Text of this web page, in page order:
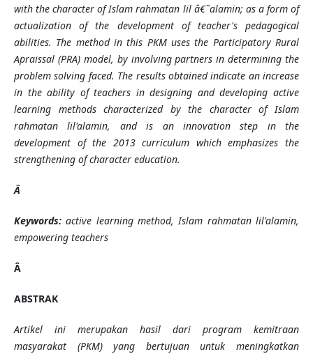
with the character of Islam rahmatan lil â€˜alamin; as a form of
actualization of the development of teacher's pedagogical
abilities. The method in this PKM uses the Participatory Rural
Apraissal (PRA) model, by involving partners in determining the
problem solving faced. The results obtained indicate an increase
in the ability of teachers in designing and developing active
learning methods characterized by the character of Islam
rahmatan lil'alamin, and is an innovation step in the
development of the 2013 curriculum which emphasizes the
strengthening of character education.
Â
Keywords:active learning method, Islam rahmatan lil'alamin,
empowering teachers
Â
ABSTRAK
Artikel ini merupakan hasil dari program kemitraan
masyarakat (PKM) yang bertujuan untuk meningkatkan